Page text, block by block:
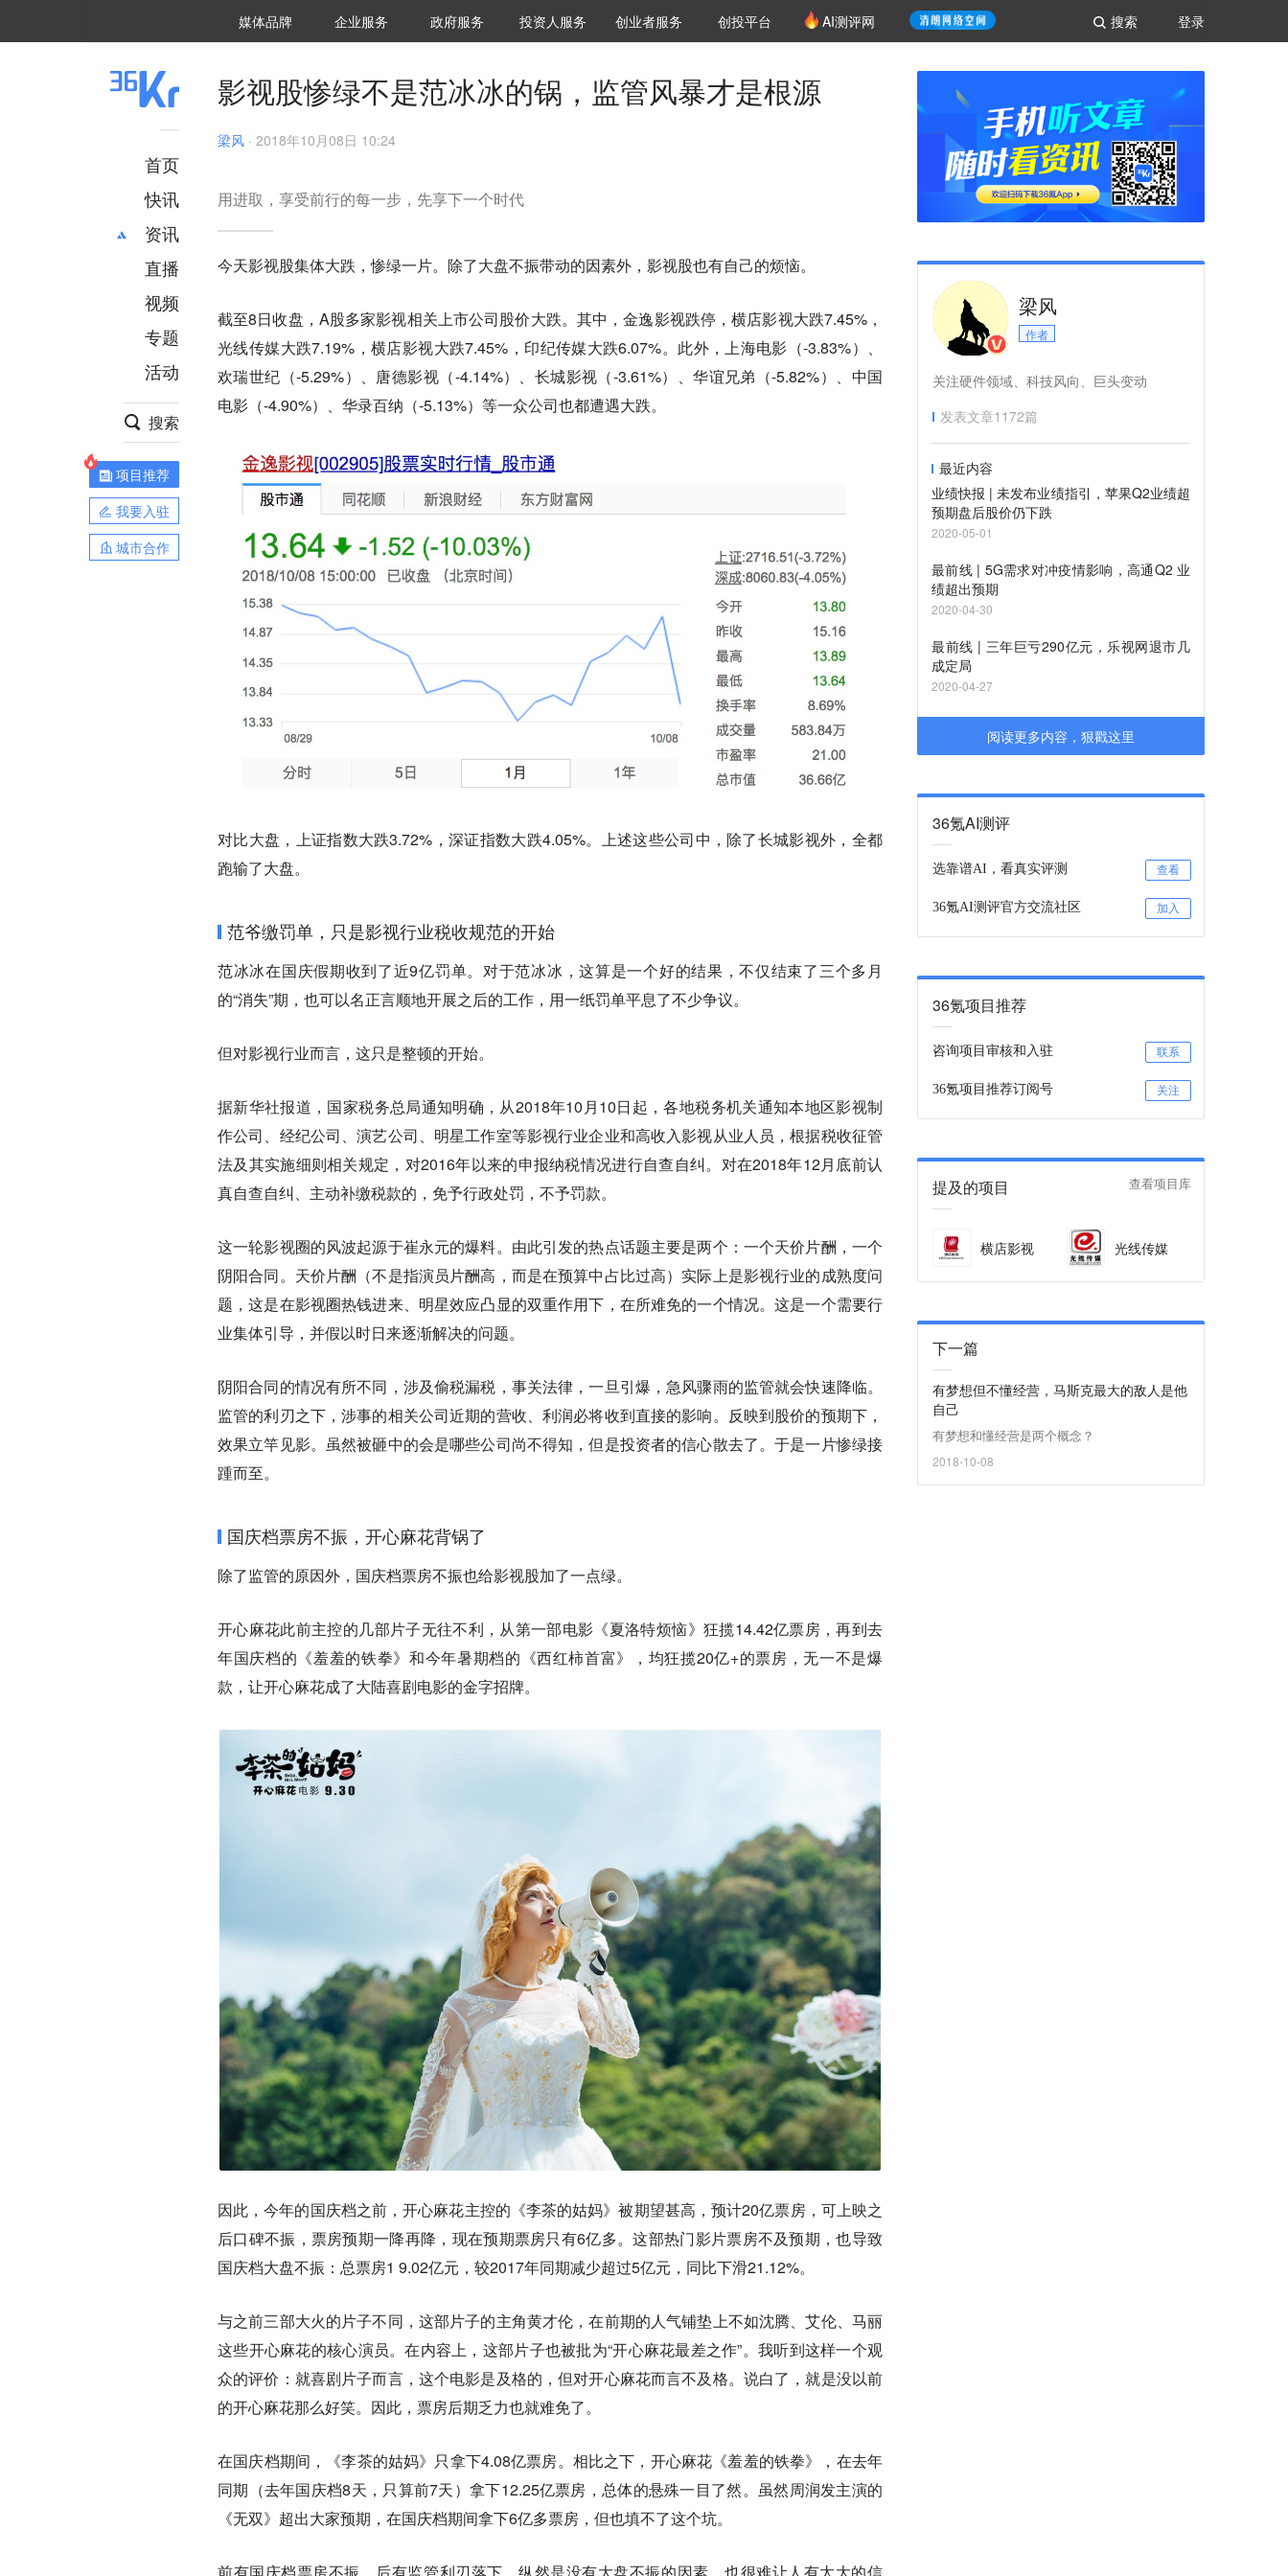
登录
搜索
媒体品牌 36Kr研究院
企业服务 城市之窗
政府服务 VClub投资机构库
投资机构职位推介
投资人服务 创投氪堂
创业者服务 创投平台 AI测评网
首页
快讯
资讯
推荐
财经
项目推荐
安徽
直播
视频
专题
活动
搜索
项目推荐
我要入驻
城市合作
影视股惨绿不是范冰冰的锅，监管风暴才是根源
梁风 · 2018年10月08日 10:24
用进取，享受前行的每一步，先享下一个时代
今天影视股集体大跌，惨绿一片。除了大盘不振带动的因素外，影视股也有自己的烦恼。
截至8日收盘，A股多家影视相关上市公司股价大跌。其中，金逸影视跌停，横店影视大跌7.45%，
光线传媒大跌7.19%，横店影视大跌7.45%，印纪传媒大跌6.07%。此外，上海电影（-3.83%）、
欢瑞世纪（-5.29%）、唐德影视（-4.14%）、长城影视（-3.61%）、华谊兄弟（-5.82%）、中国
电影（-4.90%）、华录百纳（-5.13%）等一众公司也都遭遇大跌。
对比大盘，上证指数大跌3.72%，深证指数大跌4.05%。上述这些公司中，除了长城影视外，全都
跑输了大盘。
范爷缴罚单，只是影视行业税收规范的开始
范冰冰在国庆假期收到了近9亿罚单。对于范冰冰，这算是一个好的结果，不仅结束了三个多月
的“消失”期，也可以名正言顺地开展之后的工作，用一纸罚单平息了不少争议。
但对影视行业而言，这只是整顿的开始。
据新华社报道，国家税务总局通知明确，从2018年10月10日起，各地税务机关通知本地区影视制
作公司、经纪公司、演艺公司、明星工作室等影视行业企业和高收入影视从业人员，根据税收征管
法及其实施细则相关规定，对2016年以来的申报纳税情况进行自查自纠。对在2018年12月底前认
真自查自纠、主动补缴税款的，免予行政处罚，不予罚款。
这一轮影视圈的风波起源于崔永元的爆料。由此引发的热点话题主要是两个：一个天价片酬，一个
阴阳合同。天价片酬（不是指演员片酬高，而是在预算中占比过高）实际上是影视行业的成熟度问
题，这是在影视圈热钱进来、明星效应凸显的双重作用下，在所难免的一个情况。这是一个需要行
业集体引导，并假以时日来逐渐解决的问题。
阴阳合同的情况有所不同，涉及偷税漏税，事关法律，一旦引爆，急风骤雨的监管就会快速降临。
监管的利刃之下，涉事的相关公司近期的营收、利润必将收到直接的影响。反映到股价的预期下，
效果立竿见影。虽然被砸中的会是哪些公司尚不得知，但是投资者的信心散去了。于是一片惨绿接
踵而至。
国庆档票房不振，开心麻花背锅了
除了监管的原因外，国庆档票房不振也给影视股加了一点绿。
开心麻花此前主控的几部片子无往不利，从第一部电影《夏洛特烦恼》狂揽14.42亿票房，再到去
年国庆档的《羞羞的铁拳》和今年暑期档的《西红柿首富》，均狂揽20亿+的票房，无一不是爆
款，让开心麻花成了大陆喜剧电影的金字招牌。
因此，今年的国庆档之前，开心麻花主控的《李茶的姑妈》被期望甚高，预计20亿票房，可上映之
后口碑不振，票房预期一降再降，现在预期票房只有6亿多。这部热门影片票房不及预期，也导致
国庆档大盘不振：总票房1 9.02亿元，较2017年同期减少超过5亿元，同比下滑21.12%。
与之前三部大火的片子不同，这部片子的主角黄才伦，在前期的人气铺垫上不如沈腾、艾伦、马丽
这些开心麻花的核心演员。在内容上，这部片子也被批为“开心麻花最差之作”。我听到这样一个观
众的评价：就喜剧片子而言，这个电影是及格的，但对开心麻花而言不及格。说白了，就是没以前
的开心麻花那么好笑。因此，票房后期乏力也就难免了。
在国庆档期间，《李茶的姑妈》只拿下4.08亿票房。相比之下，开心麻花《羞羞的铁拳》，在去年
同期（去年国庆档8天，只算前7天）拿下12.25亿票房，总体的悬殊一目了然。 虽然周润发主演的
《无双》超出大家预期，在国庆档期间拿下6亿多票房，但也填不了这个坑。
前有国庆档票房不振，后有监管利刃落下，纵然是没有大盘不振的因素，也很难让人有太大的信
梁风
作者
关注硬件领域、科技风向、巨头变动
发表文章1172篇
最近内容
业绩快报 | 未发布业绩指引，苹果Q2业绩超
预期盘后股价仍下跌
2020-05-01
最前线 | 5G需求对冲疫情影响，高通Q2 业
绩超出预期
2020-04-30
最前线 | 三年巨亏290亿元，乐视网退市几
成定局
2020-04-27
阅读更多内容，狠戳这里
36氪AI测评
选靠谱AI，看真实评测 查看
36氪AI测评官方交流社区 加入
36氪项目推荐
咨询项目审核和入驻 联系
36氪项目推荐订阅号 关注
提及的项目 查看项目库
横店影视 光线传媒
下一篇
有梦想但不懂经营，马斯克最大的敌人是他
自己
有梦想和懂经营是两个概念？
2018-10-08